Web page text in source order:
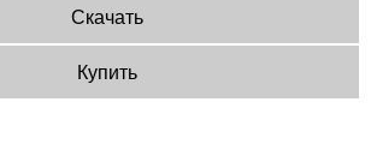
Скачать
Купить